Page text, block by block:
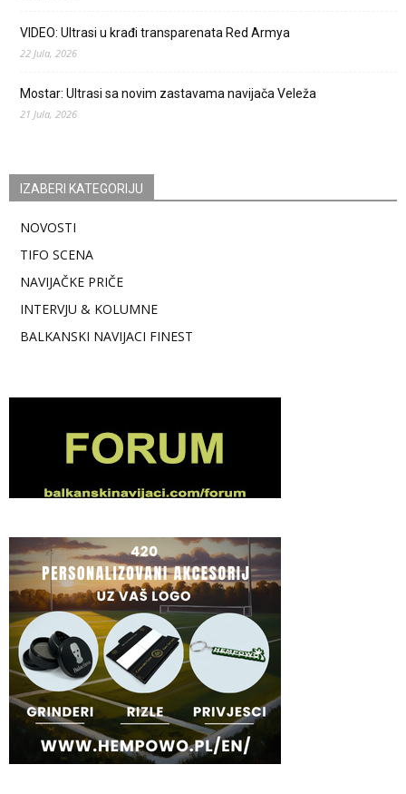
VIDEO: Ultrasi u krađi transparenata Red Armya
22 Jula, 2026
Mostar: Ultrasi sa novim zastavama navijača Veleža
21 Jula, 2026
IZABERI KATEGORIJU
NOVOSTI
TIFO SCENA
NAVIJAČKE PRIČE
INTERVJU & KOLUMNE
BALKANSKI NAVIJACI FINEST